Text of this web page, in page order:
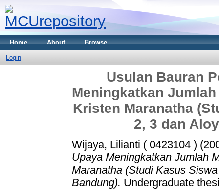
Home About Browse
Login
Usulan Bauran
Meningkatkan
Kristen Maranatha
2, 3 dan
Wijaya, Lilianti ( 0423104 )
Upaya Meningkatkan Jumlah
Maranatha (Studi Kasus
Bandung). Undergraduate